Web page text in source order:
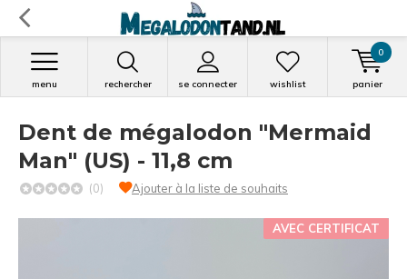
rechercher se connecter
menu wishlist panier
0
Dent de mégalodon "Mermaid
Man" (US) - 11,8 cm
(0) Ajouter à la liste de souhaits
AVEC CERTIFICAT